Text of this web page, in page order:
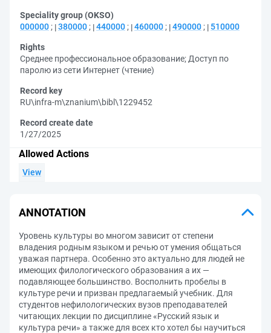
Speciality group (OKSO)
000000 ; 380000 ; 440000 ; 460000 ; 490000 ; 510000
Rights
Среднее профессиональное образование; Доступ по
паролю из сети Интернет (чтение)
Record key
RU\infra-m\znanium\bibl\1229452
Record create date
1/27/2025
Allowed Actions
View
ANNOTATION
Уровень культуры во многом зависит от степени
владения родным языком и речью от умения общаться
уважая партнера. Особенно это актуально для людей не
имеющих филологического образования а их —
подавляющее большинство. Восполнить пробелы в
культуре речи и призван предлагаемый учебник. Для
студентов нефилологических вузов преподавателей
читающих лекции по дисциплине «Русский язык и
культура речи» а также для всех кто хотел бы научиться